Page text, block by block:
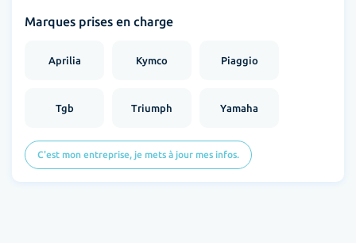
Marques prises en charge
Aprilia Kymco Piaggio
Tgb Triumph Yamaha
C'est mon entreprise, je mets à jour mes infos.